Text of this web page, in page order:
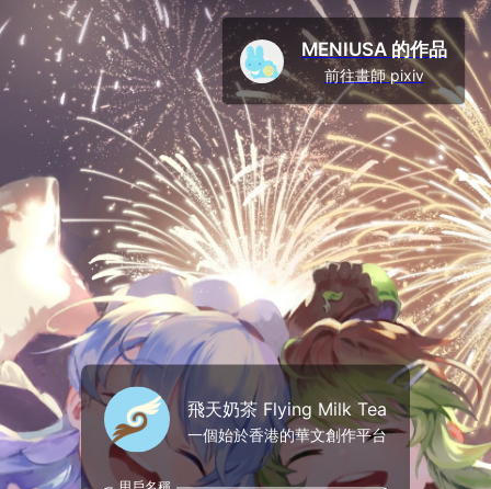
飛天奶茶 Flying Milk Tea
一個始於香港的華文創作平台
MENIUSA 的作品
前往畫師 pixiv